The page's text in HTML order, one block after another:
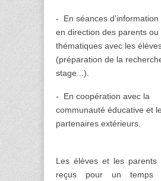
- En séances d’information
en direction des parents ou
thématiques avec les
(préparation de la
stage...).
- En coopération avec la
communauté éducative et
partenaires extérieurs.
Les élèves et les parents
reçus pour un temps